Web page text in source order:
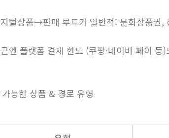
털상품→판매 루트가 일반적: 문화상품권,
엔 플랫폼 결제 한도 (쿠팡·네이버 페이
능한 상품 & 경로 유형